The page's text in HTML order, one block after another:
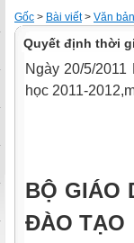
Gốc > Bài viết> Văn
Quyết định thời
Ngày 20/5/
học 2011-
BỘ GIÁO
ĐÀO TẠO